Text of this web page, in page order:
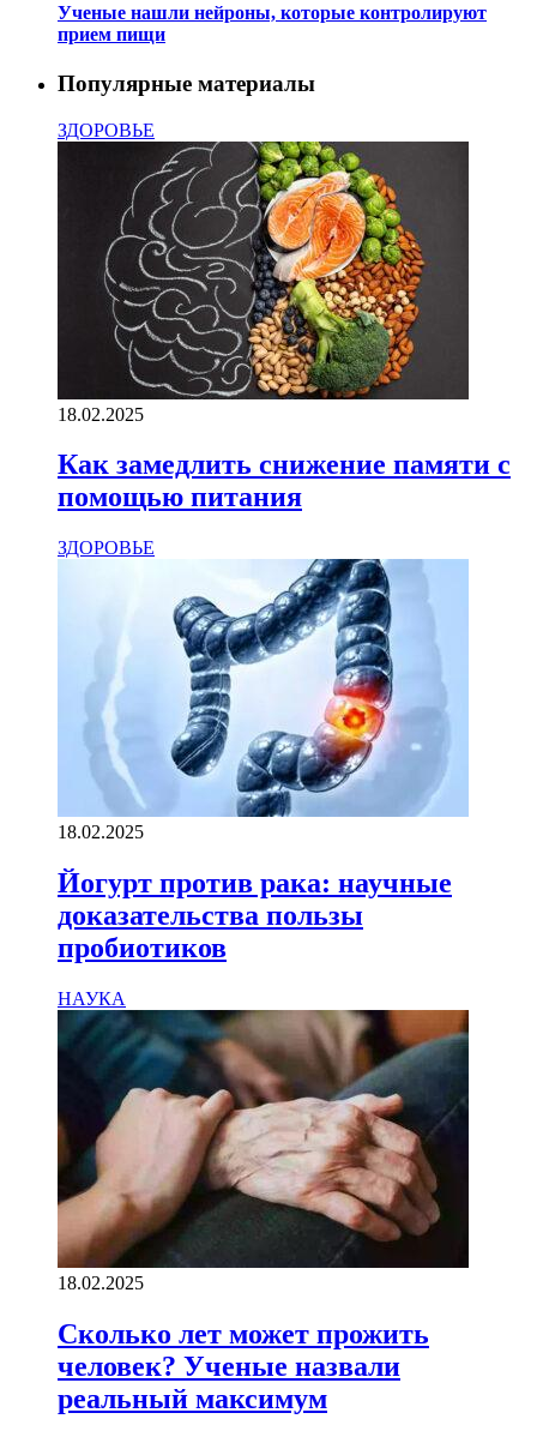
Ученые нашли нейроны, которые контролируют
прием пищи
Популярные материалы
ЗДОРОВЬЕ
18.02.2025
Как замедлить снижение памяти с
помощью питания
ЗДОРОВЬЕ
18.02.2025
Йогурт против рака: научные
доказательства пользы
пробиотиков
НАУКА
18.02.2025
Сколько лет может прожить
человек? Ученые назвали
реальный максимум